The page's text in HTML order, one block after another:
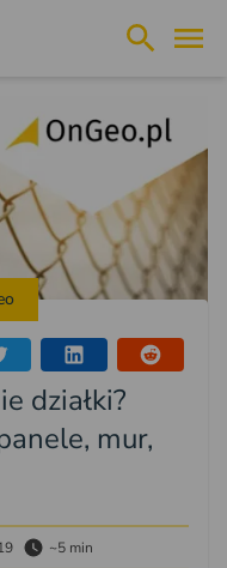
działki?
mur,
~5 min